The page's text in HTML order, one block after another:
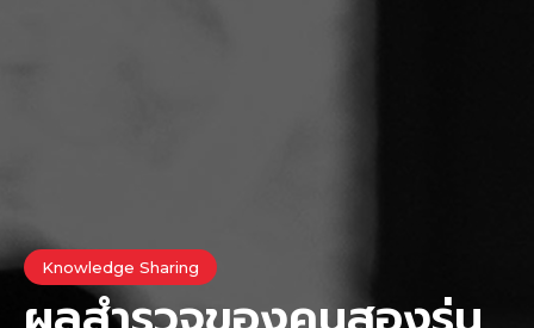
Knowledge Sharing
ผลสำรวจของคนสองรุ่น